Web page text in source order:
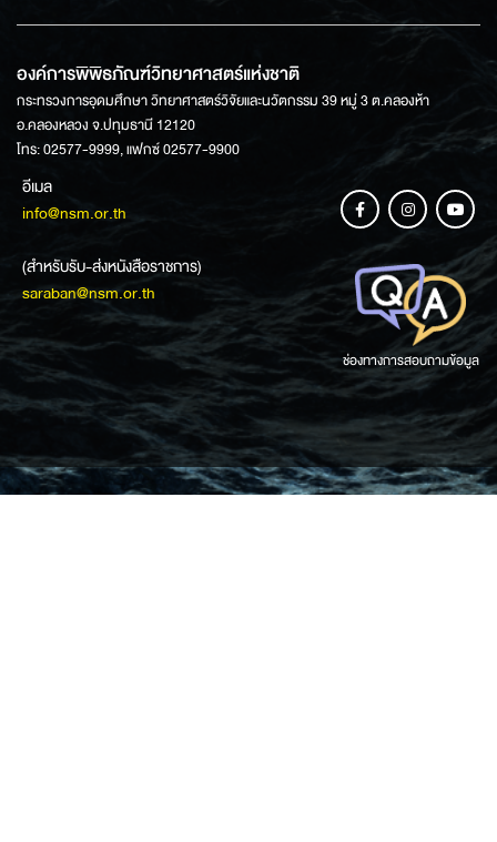
องค์การพิพิธภัณฑ์วิทยาศาสตร์แห่งชาติ
กระทรวงการอุดมศึกษา วิทยาศาสตร์วิจัยและนวัตกรรม 39 หมู่ 3 ต.คลองห้า
อ.คลองหลวง จ.ปทุมธานี 12120
โทร: 02577-9999, แฟกซ์ 02577-9900
อีเมล
info@nsm.or.th
(สำหรับรับ-ส่งหนังสือราชการ)
saraban@nsm.or.th
ช่องทางการสอบถามข้อมูล